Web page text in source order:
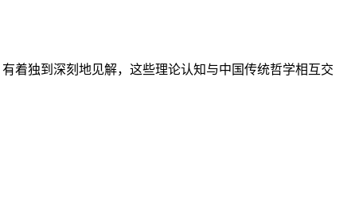
着独到深刻地见解，这些理论认知与中国传统哲学相互交